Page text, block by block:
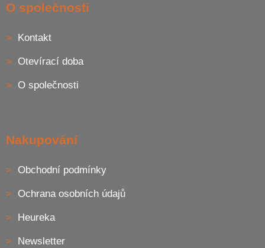
O společnosti
Kontakt
Otevírací doba
O společnosti
Nakupování
Obchodní podmínky
Ochrana osobních údajů
Heureka
Newsletter